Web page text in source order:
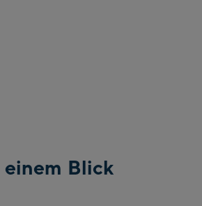
einem Blick